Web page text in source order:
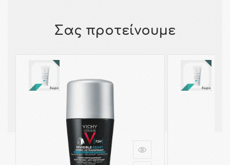
Σας προτείνουμε